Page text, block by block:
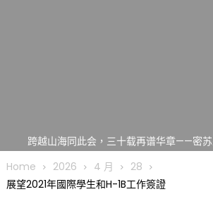
跨越山海同此会，三十载再谱华章——密
圆满举行
圣路易龙舟俱乐部5月16日龙舟体验日 邀
趣 + 水上竞速魅力
Home 2026 4 月
28
展望2021年國際學生和H-1B工作簽證